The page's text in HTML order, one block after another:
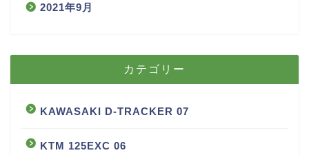
2021年9月
カテゴリー
KAWASAKI D-TRACKER 07
KTM 125EXC 06